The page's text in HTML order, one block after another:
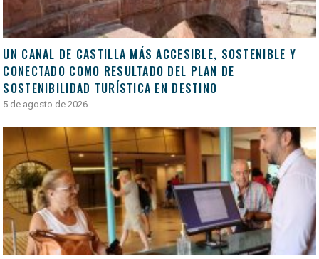
UN CANAL DE CASTILLA MÁS ACCESIBLE, SOSTENIBLE Y
CONECTADO COMO RESULTADO DEL PLAN DE
SOSTENIBILIDAD TURÍSTICA EN DESTINO
5 de agosto de 2026